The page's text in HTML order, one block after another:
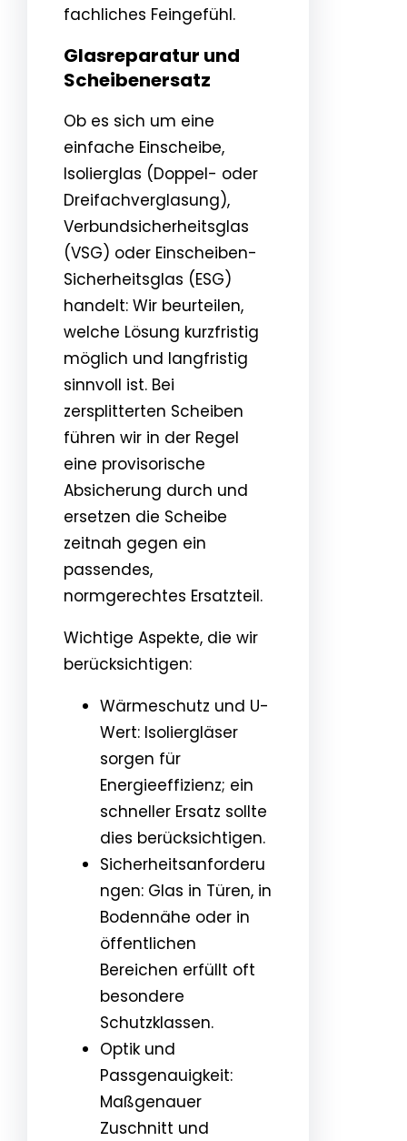
fachliches Feingefühl.
Glasreparatur und
Scheibenersatz
Ob es sich um eine
einfache Einscheibe,
Isolierglas (Doppel- oder
Dreifachverglasung),
Verbundsicherheitsglas
(VSG) oder Einscheiben-
Sicherheitsglas (ESG)
handelt: Wir beurteilen,
welche Lösung kurzfristig
möglich und langfristig
sinnvoll ist. Bei
zersplitterten Scheiben
führen wir in der Regel
eine provisorische
Absicherung durch und
ersetzen die Scheibe
zeitnah gegen ein
passendes,
normgerechtes Ersatzteil.
Wichtige Aspekte, die wir
berücksichtigen:
Wärmeschutz und U-
Wert: Isoliergläser
sorgen für
Energieeffizienz; ein
schneller Ersatz sollte
dies berücksichtigen.
Sicherheitsanforderu
ngen: Glas in Türen, in
Bodennähe oder in
öffentlichen
Bereichen erfüllt oft
besondere
Schutzklassen.
Optik und
Passgenauigkeit:
Maßgenauer
Zuschnitt und